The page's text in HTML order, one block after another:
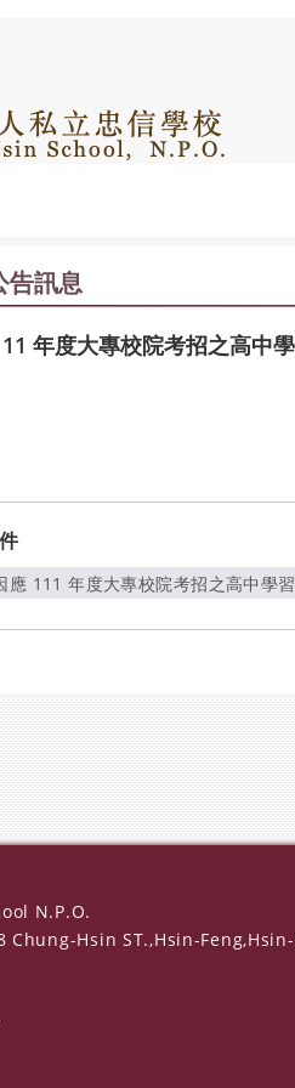
告訊息
年度大專校院考招之高中
應 111 年度大專校院考招之高中學
N.P.O.
Chung-Hsin ST.,Hsin-